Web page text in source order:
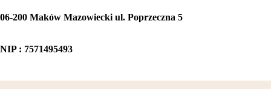
06-200 Maków Mazowiecki ul. Poprzeczna 5
NIP : 7571495493